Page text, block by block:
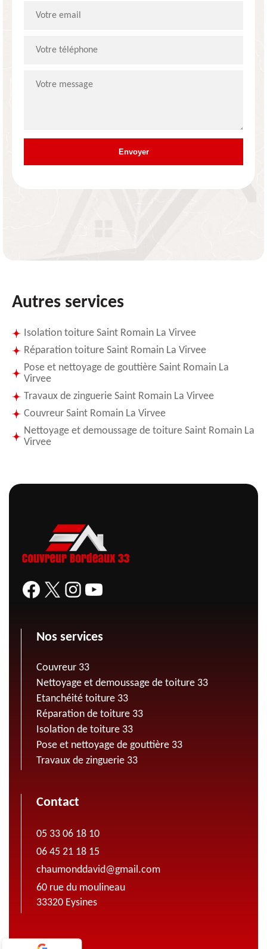
Autres services
Isolation toiture Saint Romain La Virvee
Réparation toiture Saint Romain La Virvee
Pose et nettoyage de gouttière Saint Romain La
Virvee
Travaux de zinguerie Saint Romain La Virvee
Couvreur Saint Romain La Virvee
Nettoyage et demoussage de toiture Saint Romain La
Virvee
Nos services
Couvreur 33
Nettoyage et demoussage de toiture 33
Etanchéité toiture 33
Réparation de toiture 33
Isolation de toiture 33
Pose et nettoyage de gouttière 33
Travaux de zinguerie 33
Contact
05 33 06 18 10
06 45 21 18 15
chaumonddavid@gmail.com
60 rue du moulineau
33320 Eysines